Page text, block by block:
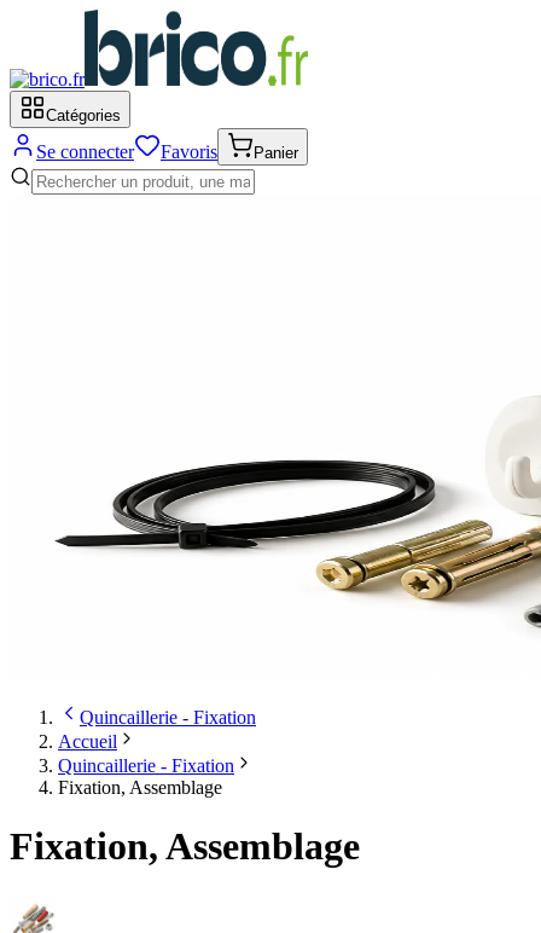
Catégories
Se connecter Favoris Panier
Quincaillerie - Fixation
Accueil
Quincaillerie - Fixation
Fixation, Assemblage
Fixation, Assemblage